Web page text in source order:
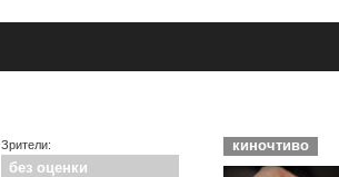
Зрители:
без оценки
киночтиво